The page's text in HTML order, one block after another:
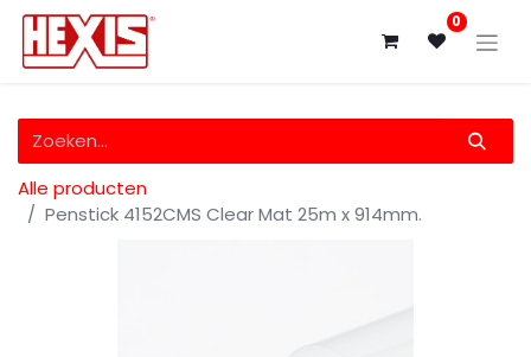
0
Alle producten
Penstick 4152CMS Clear Mat 25m x 914mm.